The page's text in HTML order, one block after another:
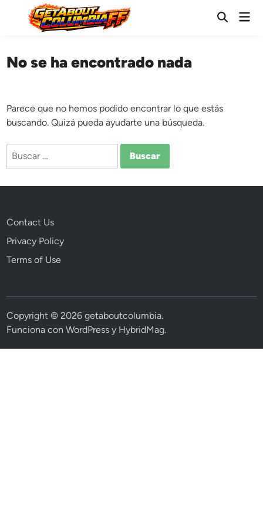
contenido
Abrir
No se ha encontrado nada
Parece que no hemos podido encontrar lo que estás
buscando. Quizá pueda ayudarte una búsqueda.
Buscar:
Contact Us
Privacy Policy
Terms of Use
Copyright © 2026getaboutcolumbia.
Funciona conWordPress y HybridMag.